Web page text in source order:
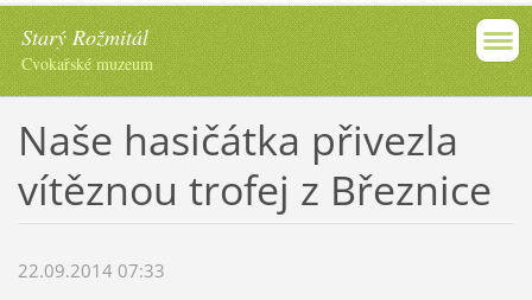
Starý Rožmitál
Cvokařské muzeum
Naše hasičátka přivezla
vítěznou trofej z Březnice
22.09.2014 07:33